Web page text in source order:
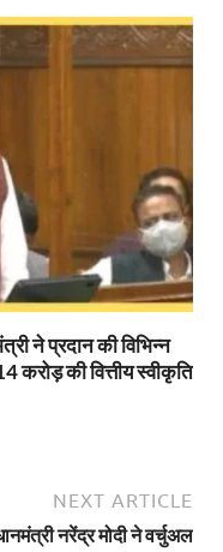
bhumi: श्रीकृष्ण जन्मभूमि के
कॉरिडोर का स्थलीय निरीक्षण
2026: एमआईबी का पवेलियन
एक्शन मोड में – चौपाल में सुनी
योगी सरकार का सेफ्टी,
मुंबई-अहमदाबाद बुलेट ट्रेन
एवं शहरी नियोजन के लिए
ने प्रदान की विभिन्न
करोड़ की वित्तीय स्वीकृति
NEXT ARTICLE
नरेंद्र मोदी ने वर्चुअल